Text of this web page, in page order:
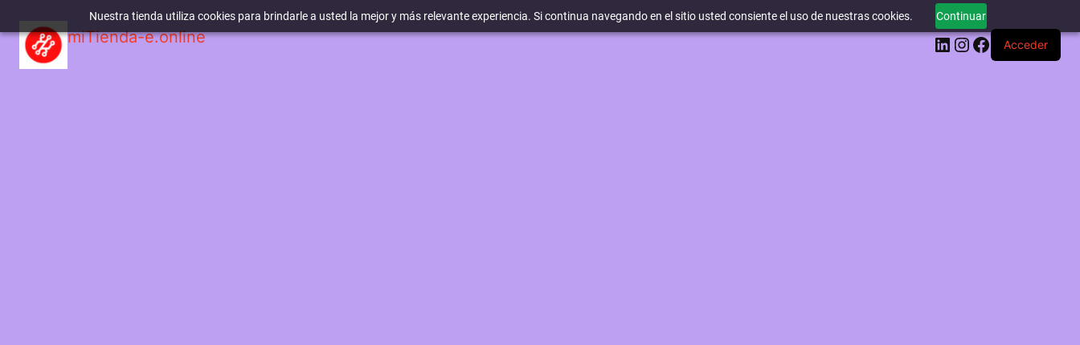
Nuestra tienda utiliza cookies para brindarle a usted la mejor y más relevante experiencia. Si continua navegando en el sitio usted consiente el uso de nuestras cookies. Continuar
miTienda-e.online LinkedIn
Instagram
Facebook
Acceder